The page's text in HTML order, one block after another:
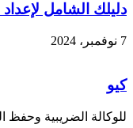
دليلك الشامل لإعداد
7 نوفمبر، 2024
كيو
للوكالة الضريبية وحفظ